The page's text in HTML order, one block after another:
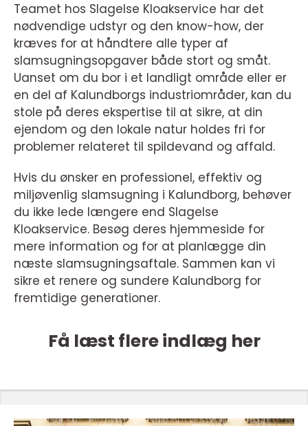
Teamet hos Slagelse Kloakservice har det
nødvendige udstyr og den know-how, der
kræves for at håndtere alle typer af
slamsugningsopgaver både stort og småt.
Uanset om du bor i et landligt område eller er
en del af Kalundborgs industriområder, kan du
stole på deres ekspertise til at sikre, at din
ejendom og den lokale natur holdes fri for
problemer relateret til spildevand og affald.
Hvis du ønsker en professionel, effektiv og
miljøvenlig slamsugning i Kalundborg, behøver
du ikke lede længere end Slagelse
Kloakservice. Besøg deres hjemmeside for
mere information og for at planlægge din
næste slamsugningsaftale. Sammen kan vi
sikre et renere og sundere Kalundborg for
fremtidige generationer.
Få læst flere indlæg her